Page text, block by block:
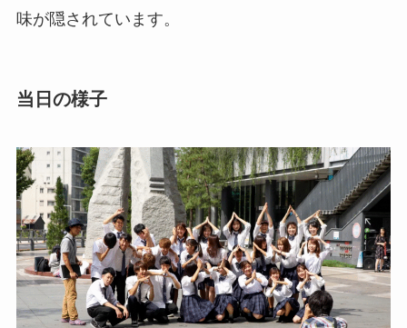
味が隠されています。
当日の様子